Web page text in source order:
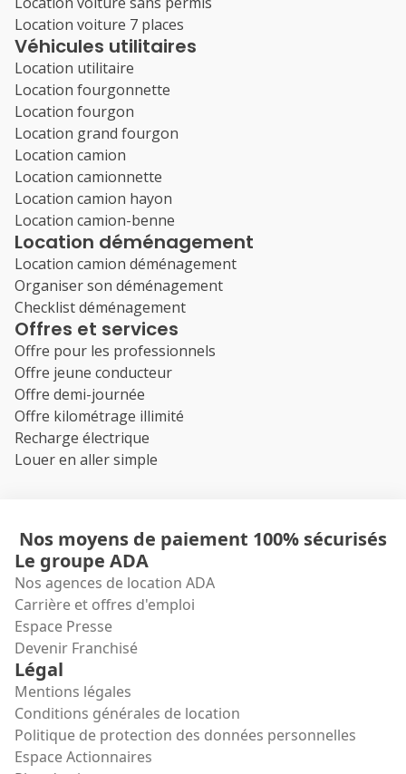
Location voiture 7 places
Véhicules utilitaires
Location utilitaire
Location fourgonnette
Location fourgon
Location grand fourgon
Location camion
Location camionnette
Location camion hayon
Location camion-benne
Location déménagement
Location camion déménagement
Organiser son déménagement
Checklist déménagement
Offres et services
Offre pour les professionnels
Offre jeune conducteur
Offre demi-journée
Offre kilométrage illimité
Recharge électrique
Louer en aller simple
Nos moyens de paiement 100% sécurisés
Le groupe ADA
Nos agences de location ADA
Carrière et offres d'emploi
Espace Presse
Devenir Franchisé
Légal
Mentions légales
Conditions générales de location
Politique de protection des données personnelles
Espace Actionnaires